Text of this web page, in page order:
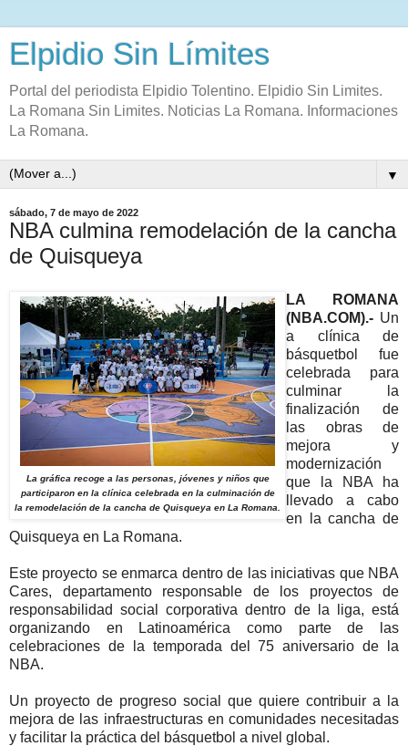
Elpidio Sin Límites
Portal del periodista Elpidio Tolentino. Elpidio Sin Limites.
La Romana Sin Limites. Noticias La Romana. Informaciones
La Romana.
▼
sábado, 7 de mayo de 2022
NBA culmina remodelación de la cancha
de Quisqueya
La gráfica recoge a las personas, jóvenes y niños que
participaron en la clínica celebrada en la culminación de
la remodelación de la cancha de Quisqueya en La Romana.
LA ROMANA
(NBA.COM).- Un
a clínica de
básquetbol fue
celebrada para
culminar la
finalización de
las obras de
mejora y
modernización
que la NBA ha
llevado a cabo
en la cancha de
Quisqueya en La Romana.
Este proyecto se enmarca dentro de las iniciativas que NBA
Cares, departamento responsable de los proyectos de
responsabilidad social corporativa dentro de la liga, está
organizando en Latinoamérica como parte de las
celebraciones de la temporada del 75 aniversario de la
NBA.
Un proyecto de progreso social que quiere contribuir a la
mejora de las infraestructuras en comunidades necesitadas
y facilitar la práctica del básquetbol a nivel global.